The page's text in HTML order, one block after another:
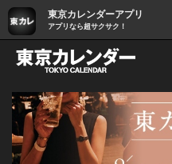
東京カレンダーアプリ
アプリなら超サクサク！
グル